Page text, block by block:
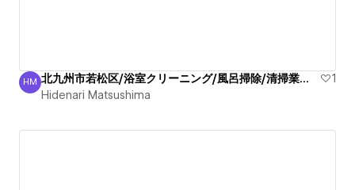
Hidenari Matsushima
HM 北九州市若松区/浴室クリーニング/風呂掃除/清掃業者/綺麗
1
Hidenari Matsushima